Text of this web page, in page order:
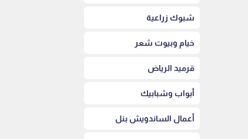
شبوك زراعية
خيام وبيوت شعر
قرميد الرياض
أبواب وشبابيك
أعمال الساندويش بنل